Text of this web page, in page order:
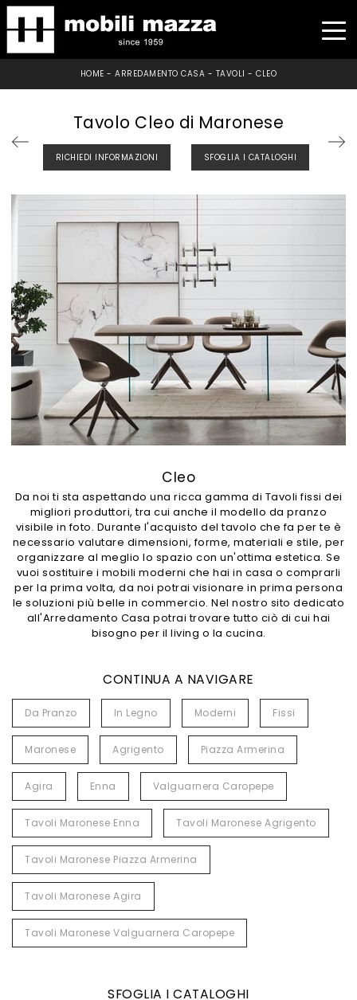
HOME -ARREDAMENTO CASA - TAVOLI -CLEO
Tavolo Cleo di Maronese
RICHIEDI INFORMAZIONI SFOGLIA I CATALOGHI
Cleo
Da noi ti sta aspettando una ricca gamma di Tavoli fissi dei
migliori produttori, tra cui anche il modello da pranzo
visibile in foto. Durante l'acquisto del tavolo che fa per te è
necessario valutare dimensioni, forme, materiali e stile, per
organizzare al meglio lo spazio con un'ottima estetica. Se
vuoi sostituire i mobili moderni che hai in casa o comprarli
per la prima volta, da noi potrai visionare in prima persona
le soluzioni più belle in commercio. Nel nostro sito dedicato
all'Arredamento Casa potrai trovare tutto ciò di cui hai
bisogno per il living o la cucina.
CONTINUA A NAVIGARE
Da Pranzo In Legno Moderni Fissi
Maronese Agrigento Piazza Armerina
Agira Enna Valguarnera Caropepe
Tavoli Maronese Enna Tavoli Maronese Agrigento
Tavoli Maronese Piazza Armerina
Tavoli Maronese Agira
Tavoli Maronese Valguarnera Caropepe
SFOGLIA I CATALOGHI